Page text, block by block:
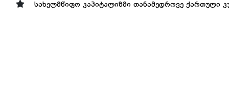
სახელმწიფო კაპიტალიზმი თანამედროვე ქართული